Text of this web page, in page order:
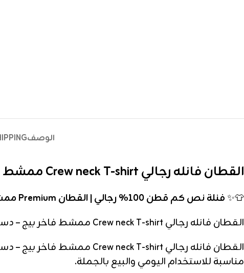
الوصف
القطان فانله رجالي Crew neck T-shirt ممشط فاخر بيج – دسته
👕✨فنلة نص كم قطن 100% رجالي | القطان Premium ممشط أبيض وملون
القطان فانله رجالي Crew neck T-shirt ممشط فاخر بيج – دسته
مناسبة للاستخدام اليومي والبيع بالجملة.